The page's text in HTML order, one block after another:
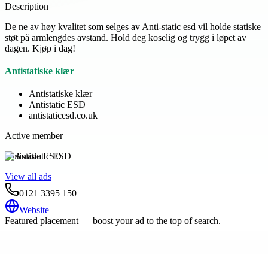
Description
De ne av høy kvalitet som selges av Anti-static esd vil holde statiske
støt på armlengdes avstand. Hold deg koselig og trygg i løpet av
dagen. Kjøp i dag!
Antistatiske klær
Antistatiske klær
Antistatic ESD
antistaticesd.co.uk
Active member
Antistatic ESD
View all ads
0121 3395 150
Website
Featured placement — boost your ad to the top of search.